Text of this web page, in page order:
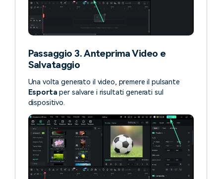
Passaggio 3. Anteprima Video e
Salvataggio
Una volta generato il video, premere il pulsante
Esporta per salvare i risultati generati sul
dispositivo.